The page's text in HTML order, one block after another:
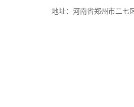
地址：河南省郑州市二七